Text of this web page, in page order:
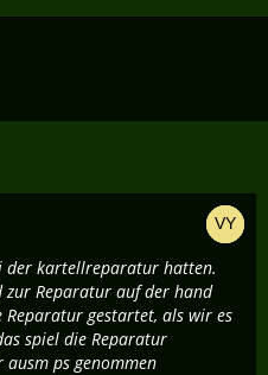
der kartellreparatur hatten.
zur Reparatur auf der hand
gestartet, als wir es
spiel die Reparatur
ausm ps genommen